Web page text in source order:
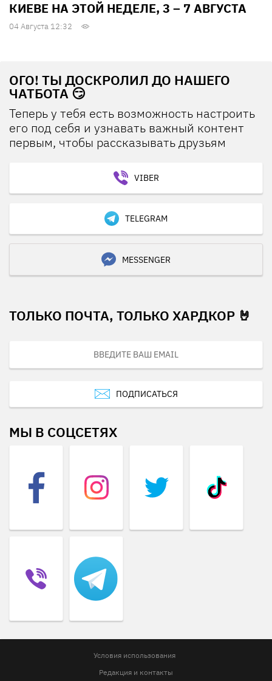
КИЕВЕ НА ЭТОЙ НЕДЕЛЕ, 3 – 7 АВГУСТА
04 Августа 12:32
ОГО! ТЫ ДОСКРОЛИЛ ДО НАШЕГО
ЧАТБОТА 😏
Теперь у тебя есть возможность настроить
его под себя и узнавать важный контент
первым, чтобы рассказывать друзьям
VIBER
TELEGRAM
MESSENGER
ТОЛЬКО ПОЧТА, ТОЛЬКО ХАРДКОР 🤘
ПОДПИСАТЬСЯ
МЫ В СОЦСЕТЯХ
Условия использования
Редакция и контакты